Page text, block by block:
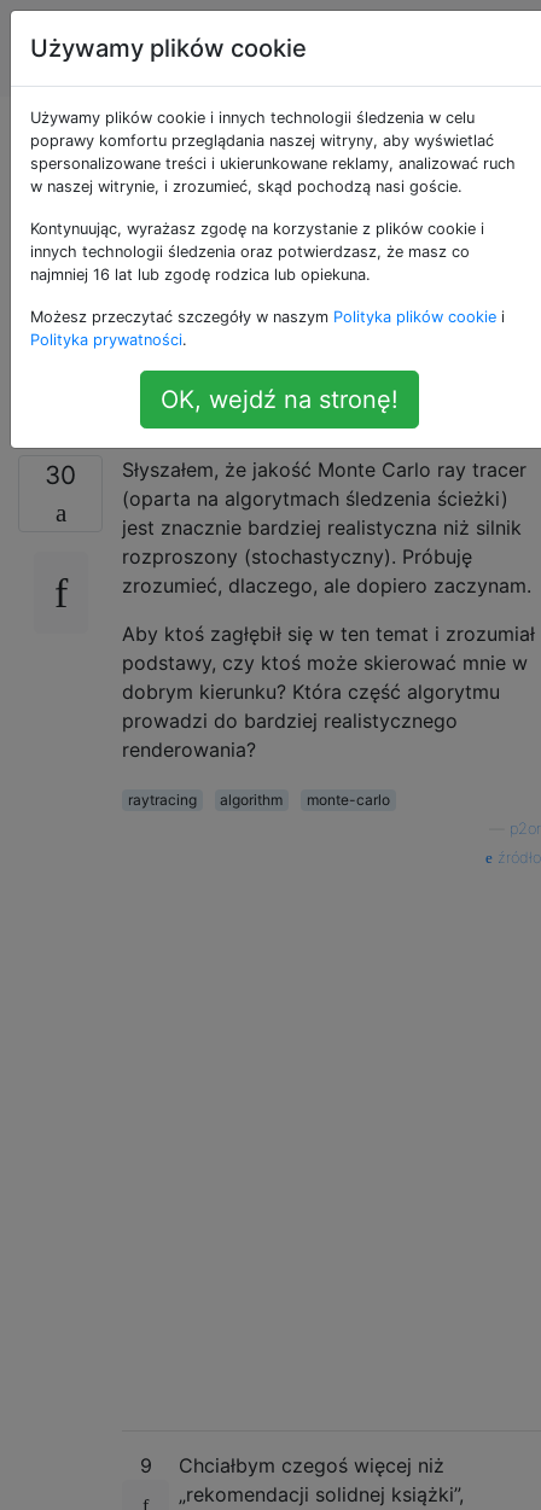
Grafika
komputerowa
Dlaczego śledzenie
Monte Carlo Ray
działa lepiej niż
śledzenie
rozproszone?
30
Słyszałem, że jakość Monte Carlo ray tracer
(oparta na algorytmach śledzenia ścieżki)
jest znacznie bardziej realistyczna niż silnik
rozproszony (stochastyczny). Próbuję
zrozumieć, dlaczego, ale dopiero zaczynam.
Aby ktoś zagłębił się w ten temat i zrozumiał
podstawy, czy ktoś może skierować mnie w
dobrym kierunku? Która część algorytmu
prowadzi do bardziej realistycznego
renderowania?
raytracing algorithm
monte-carlo
p2or
źródło
9
Chciałbym czegoś więcej niż
„rekomendacji solidnej książki”,
Używamy plików cookie
Używamy plików cookie i innych technologii śledzenia w celu
poprawy komfortu przeglądania naszej witryny, aby wyświetlać
spersonalizowane treści i ukierunkowane reklamy, analizować ruch
w naszej witrynie, i zrozumieć, skąd pochodzą nasi goście.
Kontynuując, wyrażasz zgodę na korzystanie z plików cookie i
innych technologii śledzenia oraz potwierdzasz, że masz co
najmniej 16 lat lub zgodę rodzica lub opiekuna.
Możesz przeczytać szczegóły w naszym Polityka plików cookie i
Polityka prywatności.
OK, wejdź na stronę!